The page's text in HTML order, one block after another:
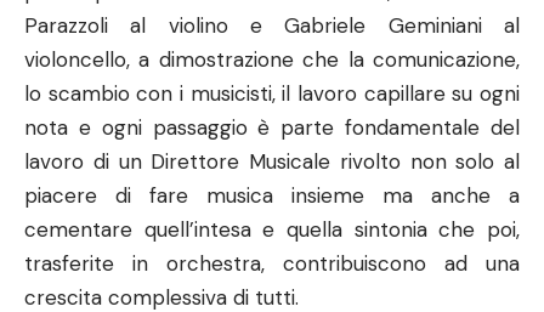
Parazzoli al violino e Gabriele Geminiani al
violoncello, a dimostrazione che la comunicazione,
lo scambio con i musicisti, il lavoro capillare su ogni
nota e ogni passaggio è parte fondamentale del
lavoro di un Direttore Musicale rivolto non solo al
piacere di fare musica insieme ma anche a
cementare quell’intesa e quella sintonia che poi,
trasferite in orchestra, contribuiscono ad una
crescita complessiva di tutti.